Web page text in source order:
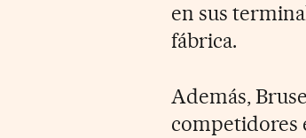
en sus
fábrica.
Además,
competidores